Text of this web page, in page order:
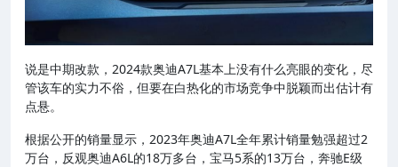
说是中期改款，2024款奥迪A7L基本上没有什么亮眼的变化，尽
管该车的实力不俗，但要在白热化的市场竞争中脱颖而出估计有
点悬。
根据公开的销量显示，2023年奥迪A7L全年累计销量勉强超过2
万台，反观奥迪A6L的18万多台，宝马5系的13万台，奔驰E级